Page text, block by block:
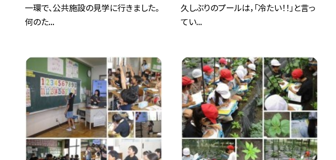
一環で、公共施設の見学に行きました。
何のた...
久しぶりのプールは，「冷たい！！」と言っ
てい...